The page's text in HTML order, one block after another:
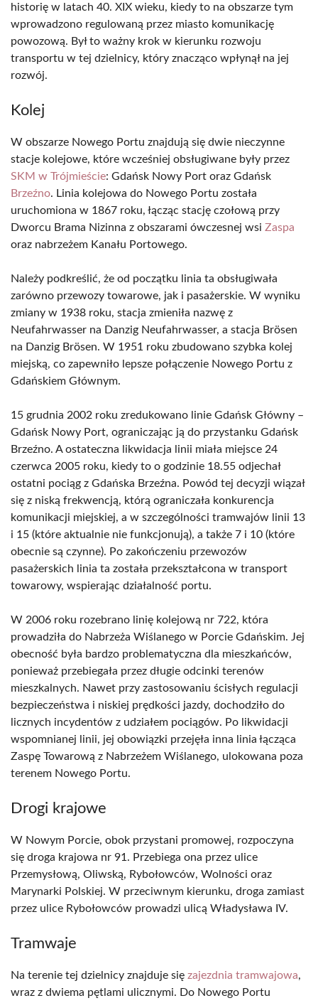
historię w latach 40. XIX wieku, kiedy to na obszarze tym
wprowadzono regulowaną przez miasto komunikację
powozową. Był to ważny krok w kierunku rozwoju
transportu w tej dzielnicy, który znacząco wpłynął na jej
rozwój.
Kolej
W obszarze Nowego Portu znajdują się dwie nieczynne
stacje kolejowe, które wcześniej obsługiwane były przez
SKM w Trójmieście: Gdańsk Nowy Port oraz Gdańsk
Brzeźno. Linia kolejowa do Nowego Portu została
uruchomiona w 1867 roku, łącząc stację czołową przy
Dworcu Brama Nizinna z obszarami ówczesnej wsi Zaspa
oraz nabrzeżem Kanału Portowego.
Należy podkreślić, że od początku linia ta obsługiwała
zarówno przewozy towarowe, jak i pasażerskie. W wyniku
zmiany w 1938 roku, stacja zmieniła nazwę z
Neufahrwasser na Danzig Neufahrwasser, a stacja Brösen
na Danzig Brösen. W 1951 roku zbudowano szybka kolej
miejską, co zapewniło lepsze połączenie Nowego Portu z
Gdańskiem Głównym.
15 grudnia 2002 roku zredukowano linie Gdańsk Główny –
Gdańsk Nowy Port, ograniczając ją do przystanku Gdańsk
Brzeźno. A ostateczna likwidacja linii miała miejsce 24
czerwca 2005 roku, kiedy to o godzinie 18.55 odjechał
ostatni pociąg z Gdańska Brzeźna. Powód tej decyzji wiązał
się z niską frekwencją, którą ograniczała konkurencja
komunikacji miejskiej, a w szczególności tramwajów linii 13
i 15 (które aktualnie nie funkcjonują), a także 7 i 10 (które
obecnie są czynne). Po zakończeniu przewozów
pasażerskich linia ta została przekształcona w transport
towarowy, wspierając działalność portu.
W 2006 roku rozebrano linię kolejową nr 722, która
prowadziła do Nabrzeża Wiślanego w Porcie Gdańskim. Jej
obecność była bardzo problematyczna dla mieszkańców,
ponieważ przebiegała przez długie odcinki terenów
mieszkalnych. Nawet przy zastosowaniu ścisłych regulacji
bezpieczeństwa i niskiej prędkości jazdy, dochodziło do
licznych incydentów z udziałem pociągów. Po likwidacji
wspomnianej linii, jej obowiązki przejęła inna linia łącząca
Zaspę Towarową z Nabrzeżem Wiślanego, ulokowana poza
terenem Nowego Portu.
Drogi krajowe
W Nowym Porcie, obok przystani promowej, rozpoczyna
się droga krajowa nr 91. Przebiega ona przez ulice
Przemysłową, Oliwską, Rybołowców, Wolności oraz
Marynarki Polskiej. W przeciwnym kierunku, droga zamiast
przez ulice Rybołowców prowadzi ulicą Władysława IV.
Tramwaje
Na terenie tej dzielnicy znajduje się zajezdnia tramwajowa,
wraz z dwiema pętlami ulicznymi. Do Nowego Portu